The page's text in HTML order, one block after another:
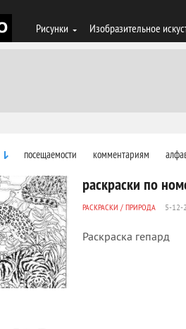
Рисунки Изобразительное
посещаемости комментариям
раскраски по
РАСКРАСКИ / ПРИРОДА 5-12-
Раскраска гепард